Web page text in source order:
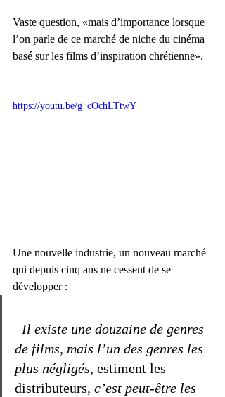
Vaste question, «mais d’importance lorsque
l’on parle de ce marché de niche du cinéma
basé sur les films d’inspiration chrétienne».
https://youtu.be/g_cOchLTtwY
Une nouvelle industrie, un nouveau marché
qui depuis cinq ans ne cessent de se
développer :
Il existe une douzaine de genres
de films, mais l’un des genres les
plus négligés, estiment les
distributeurs, c’est peut-être les